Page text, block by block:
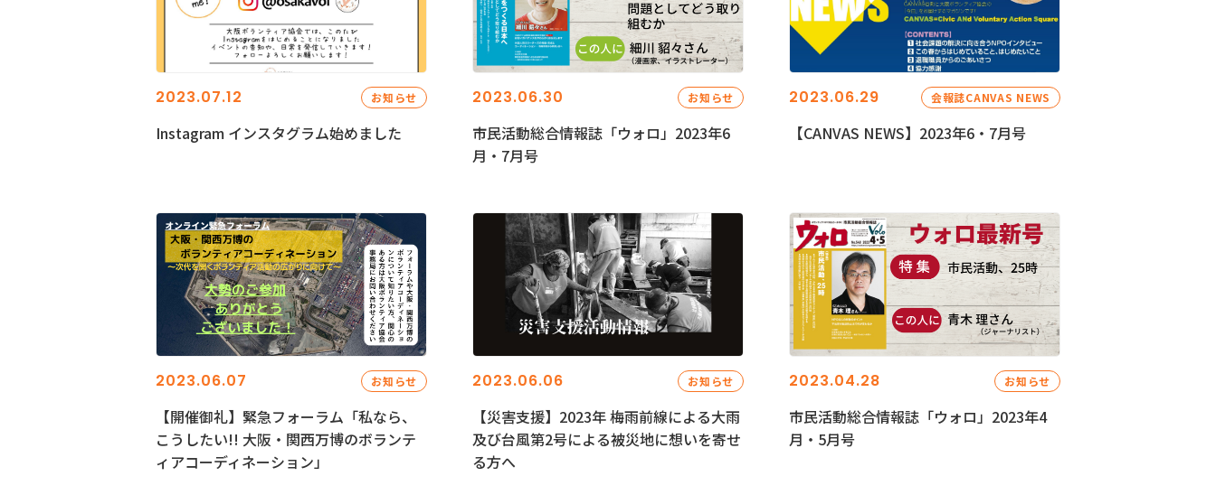
2023.07.12 お知らせ
Instagram インスタグラム始めました
2023.06.30 お知らせ
市民活動総合情報誌「ウォロ」2023年6
月・7月号
2023.06.29 会報誌CANVAS NEWS
【CANVAS NEWS】2023年6・7月号
2023.06.07 お知らせ
【開催御礼】緊急フォーラム「私なら、
こうしたい!! 大阪・関西万博のボランテ
ィアコーディネーション」
2023.06.06 お知らせ
【災害支援】2023年 梅雨前線による大雨
及び台風第2号による被災地に想いを寄せ
る方へ
2023.04.28 お知らせ
市民活動総合情報誌「ウォロ」2023年4
月・5月号